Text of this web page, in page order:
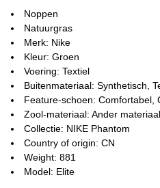
Noppen
Natuurgras
Merk: Nike
Kleur: Groen
Voering: Textiel
Buitenmateriaal: Synthetisch,
Feature-schoen: Comfortabel,
Zool-materiaal: Ander materiaal
Collectie: NIKE Phantom
Country of origin: CN
Weight: 881
Model: Elite